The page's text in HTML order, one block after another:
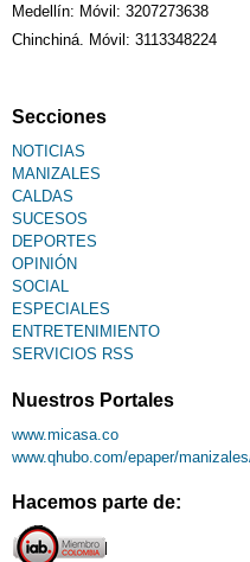
Medellín: Móvil: 3207273638
Chinchiná. Móvil: 3113348224
Secciones
NOTICIAS
MANIZALES
CALDAS
SUCESOS
DEPORTES
OPINIÓN
SOCIAL
ESPECIALES
ENTRETENIMIENTO
SERVICIOS RSS
Nuestros Portales
www.micasa.co
www.qhubo.com/epaper/
Hacemos parte de: